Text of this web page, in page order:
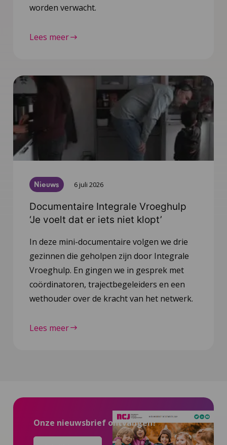
worden verwacht.
Lees meer
Nieuws 6 juli 2026
Documentaire Integrale Vroeghulp
‘Je voelt dat er iets niet klopt’
In deze mini-documentaire volgen we drie
gezinnen die geholpen zijn door Integrale
Vroeghulp. En gingen we in gesprek met
coördinatoren, trajectbegeleiders en een
wethouder over de kracht van het netwerk.
Lees meer
Onze nieuwsbrief ontvangen?